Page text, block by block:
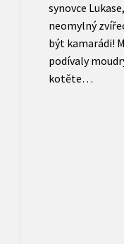
synovce
neomylný
být kamarádi!
podívaly
kotěte…